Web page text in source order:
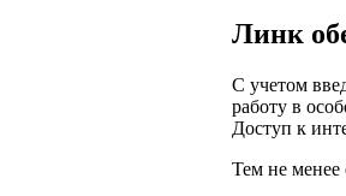
Линк
С учетом
работу в
Доступ к
Тем не